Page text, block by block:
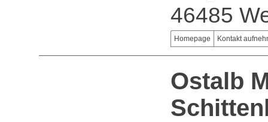
46485
Homepage Kontakt
Ostalb